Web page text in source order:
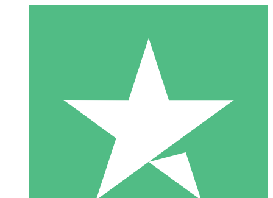
Packs de Crédits Individuels
Payez à l'utilisation avec des crédits de téléchargement. Sans
1 Téléchargement
10 00